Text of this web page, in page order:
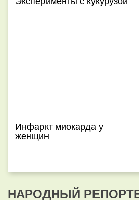
Инфаркт миокарда у
женщин
НАРОДНЫЙ